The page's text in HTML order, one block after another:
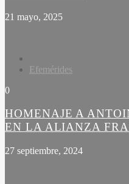
21 mayo, 2025
Efemérides
0
HOMENAJE A
EN LA ALIANZA
27 septiembre, 2024